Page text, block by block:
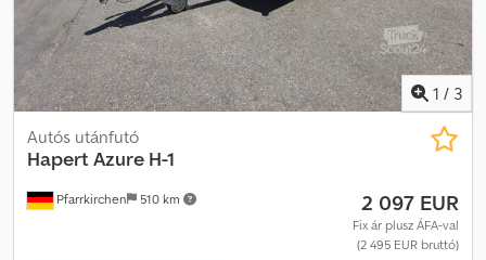
1 / 3
Pfarrkirchen 510 km
Autós utánfutó
Hapert Azure H-1
2 097 EUR
Fix ár plusz ÁFA-val
(2 495 EUR bruttó)